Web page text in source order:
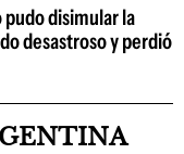
pudo disimular la
desastroso y perdió